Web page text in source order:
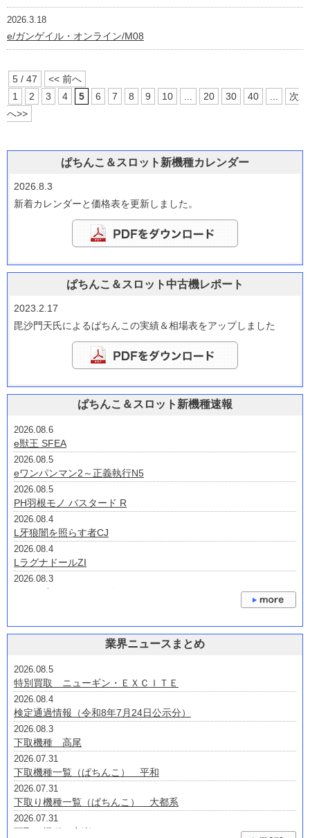
2026.3.18
e/ガンゲイル・オンライン/M08
5 / 47
<< 前へ
1
2 3 4 5 6 7 8 9 10 20 30 40
次
へ>>
ぱちんこ＆スロット新機種カレンダー
2026.8.3
新着カレンダーと価格表を更新しました。
ぱちんこ＆スロット中古機レポート
2023.2.17
毘沙門天氏によるぱちんこの実績＆相場表をアップしました
ぱちんこ＆スロット新機種速報
2026.08.6
e獣王 SFEA
2026.08.5
eワンパンマン2～正義執行N5
2026.08.5
PH羽根モノ バスタード R
2026.08.4
L牙狼闇を照らす者CJ
2026.08.4
LラグナドールZI
2026.08.3
eノーゲーム・ノーライフV2B
2026.07.30
Lゴジラ対エヴァンゲリオン2S
2026.07.24
P大海物語4スペシャルプラスRCA
2026.07.24
P大海物語5スペシャルALTA2
業界ニュースまとめ
2026.08.5
特別買取 ニューギン・ＥＸＣＩＴＥ
2026.08.4
検定通過情報（令和8年7月24日公示分）
2026.08.3
下取機種 高尾
2026.07.31
下取機種一覧（ぱちんこ） 平和
2026.07.31
下取り機種一覧（ぱちんこ） 大都系
2026.07.31
下取り機種 京楽・オッケー